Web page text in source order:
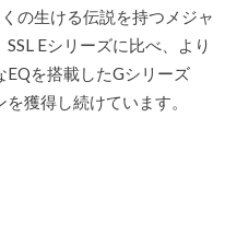
の生ける伝説を持つメジャ
Eシリーズに比べ、より
を搭載したGシリーズ
獲得し続けています。